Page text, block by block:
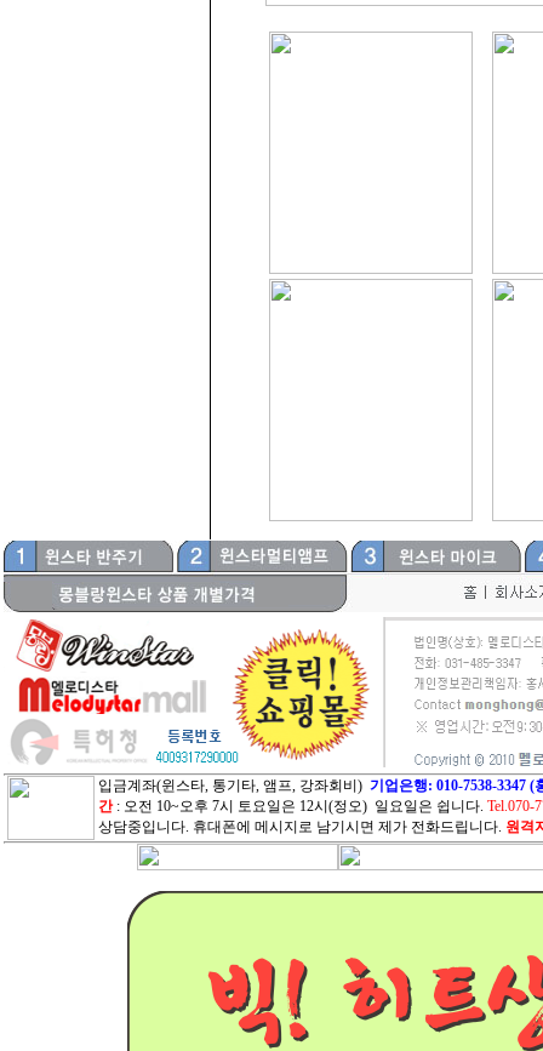
입금계좌(윈스타, 통기타, 앰프, 강좌회비) 기업은행: 010-7538-3347
간 : 오전 10~오후 7시 토요일은 12시(정오) 일요일은 쉽니다. Tel.070-
상담중입니다. 휴대폰에 메시지로 남기시면 제가 전화드립니다. 원격